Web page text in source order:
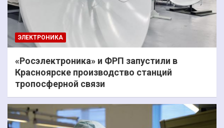
ЭЛЕКТРОНИКА
«Росэлектроника» и ФРП запустили в
Красноярске производство станций
тропосферной связи